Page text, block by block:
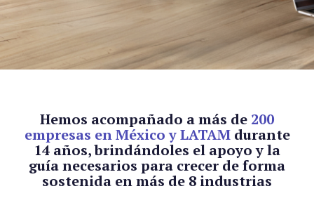
Hemos acompañado a más de 200
empresas en México y LATAM durante
14 años, brindándoles el apoyo y la
guía necesarios para crecer de forma
sostenida en más de 8 industrias